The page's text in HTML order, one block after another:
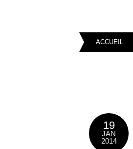
ACCUEIL
19
JAN
2014